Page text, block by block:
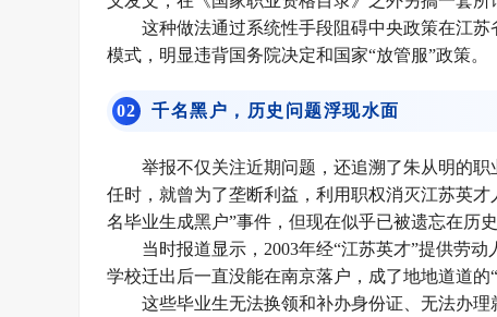
这种做法通过系统性手段阻碍中央政策在江
模式，明显违背国务院决定和国家“放管服”政策。
02 千名黑户，历史问题浮现水面
举报不仅关注近期问题，还追溯了朱从明的
任时，就曾为了垄断利益，利用职权消灭江苏英
名毕业生成黑户”事件，但现在似乎已被遗忘在历史
当时报道显示，2003年经“江苏英才”提供劳
学校迁出后一直没能在南京落户，成了地地道道的“
这些毕业生无法换领和补办身份证、无法办